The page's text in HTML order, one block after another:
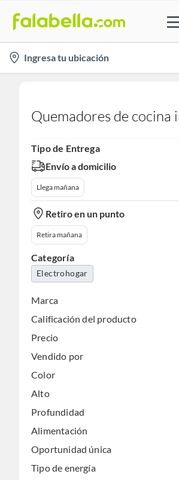
location-
icon
Ingresa tu ubicación
Quemadores de cocina
Tipo de Entrega
Envío a domicilio
Llega mañana
Retiro en un punto
Retira mañana
Categoría
Electrohogar
Marca
Calificación del producto
Precio
Vendido por
Color
Alto
Profundidad
Alimentación
Oportunidad única
Tipo de energía